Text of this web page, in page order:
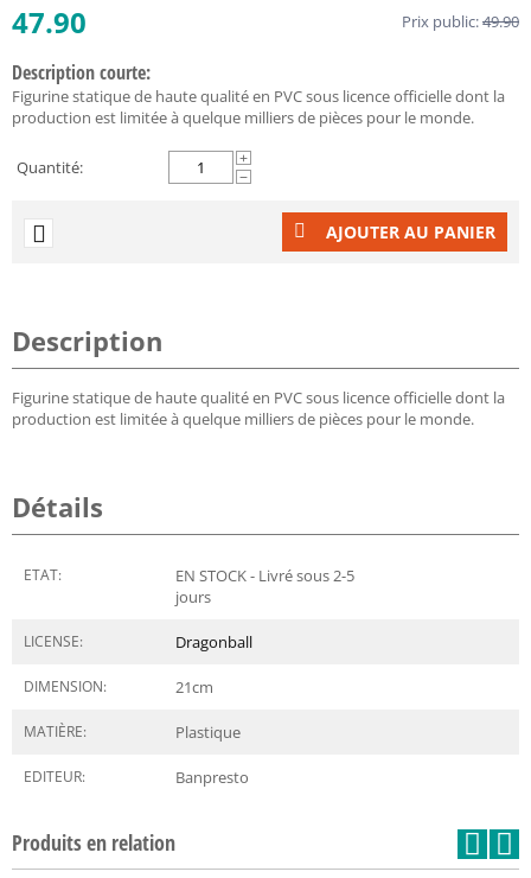
47.90 Prix public:49.90
Description courte:
Figurine statique de haute qualité en PVC sous licence officielle dont la
production est limitée à quelque milliers de pièces pour le monde.
Quantité:
+
−
AJOUTER AU PANIER
Description
Figurine statique de haute qualité en PVC sous licence officielle dont la
production est limitée à quelque milliers de pièces pour le monde.
Détails
ETAT:
EN STOCK - Livré sous 2-5
jours
LICENSE: Dragonball
DIMENSION: 21cm
MATIÈRE: Plastique
EDITEUR: Banpresto
Produits en relation